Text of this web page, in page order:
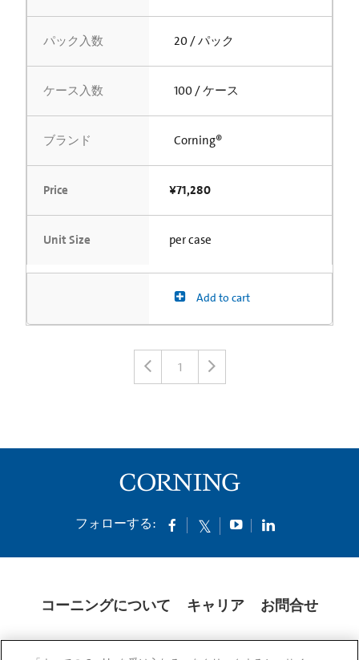
パック入数 20 / パック
ケース入数 100 / ケース
ブランド Corning®
Price ¥71,280
Unit Size per case
Add to cart
1
フォローする:
コーニングについて キャリア お問合せ